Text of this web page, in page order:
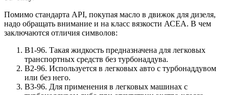
Помимо стандарта API, покупая масло в движок для дизеля,
надо обращать внимание и на класс вязкости АСЕА. В чем
заключаются отличия символов:
В1-96. Такая жидкость предназначена для легковых
транспортных средств без турбонаддува.
В2-96. Используется в легковых авто с турбонаддувом
или без него.
В3-96. Для применения в легковых машинах с